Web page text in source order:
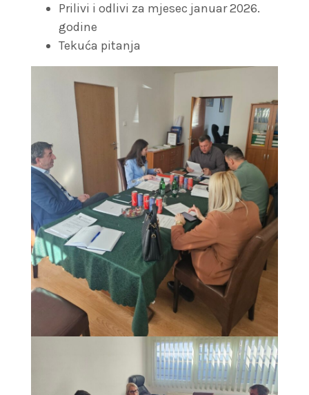
Prilivi i odlivi za mjesec januar 2026.
godine
Tekuća pitanja